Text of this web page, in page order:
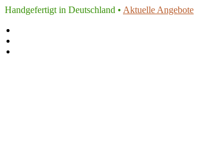
Handgefertigt in Deutschland • Aktuelle Angebote